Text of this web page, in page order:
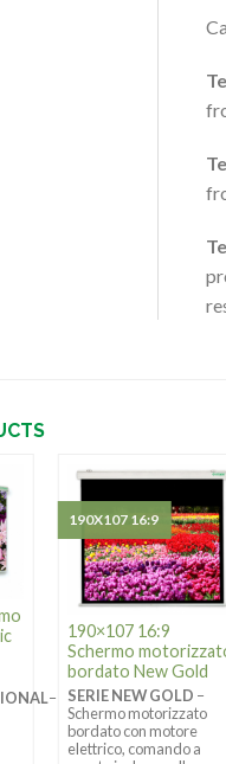
–
190×107 16:9
Schermo
bordato New Gold
SERIE NEW GOLD –
Schermo motorizzato
bordato con motore
elettrico, comando a
190X107 16:9